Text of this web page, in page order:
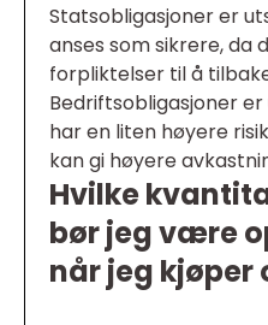
Statsobligasjoner er
anses som sikrere, da
forpliktelser til å
Bedriftsobligasjoner
har en liten høyere
kan gi høyere
Hvilke
bør jeg være
når jeg kjøper